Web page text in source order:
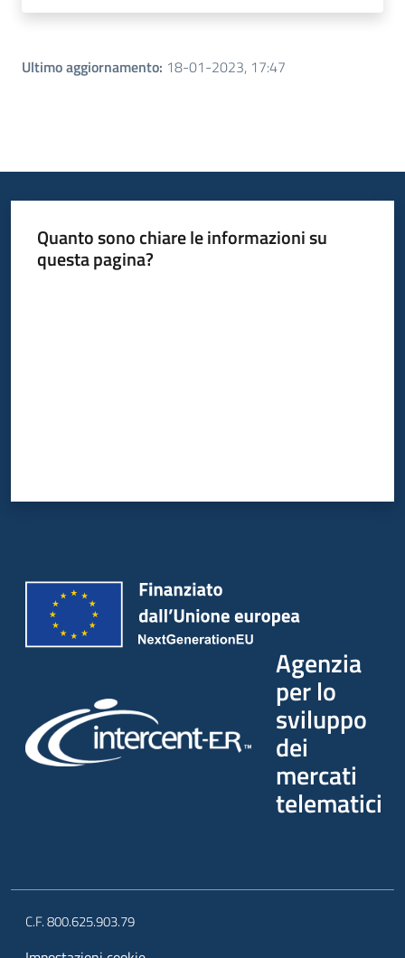
Ultimo aggiornamento: 18-01-2023, 17:47
Quanto sono chiare le informazioni su
questa pagina?
Agenzia
per lo
sviluppo
dei
mercati
telematici
C.F. 800.625.903.79